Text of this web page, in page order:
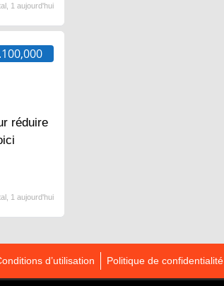
1 aujourd'hui
réduire
1 aujourd'hui
d’utilisation Politique de confidentialité